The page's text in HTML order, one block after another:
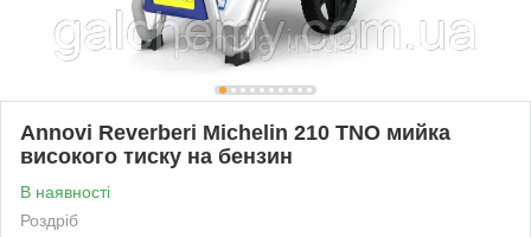
Annovi Reverberi Michelin 210 TNO мийка
високого тиску на бензин
В наявності
Роздріб